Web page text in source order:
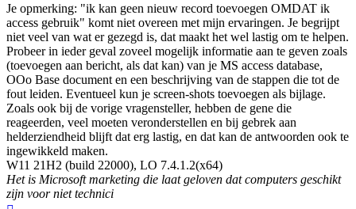
Je opmerking: "ik kan geen nieuw record toevoegen OMDAT ik
access gebruik" komt niet overeen met mijn ervaringen. Je begrijpt
niet veel van wat er gezegd is, dat maakt het wel lastig om te helpen.
Probeer in ieder geval zoveel mogelijk informatie aan te geven zoals
(toevoegen aan bericht, als dat kan) van je MS access database,
OOo Base document en een beschrijving van de stappen die tot de
fout leiden. Eventueel kun je screen-shots toevoegen als bijlage.
Zoals ook bij de vorige vragensteller, hebben de gene die
reageerden, veel moeten veronderstellen en bij gebrek aan
helderziendheid blijft dat erg lastig, en dat kan de antwoorden ook te
ingewikkeld maken.
W11 21H2 (build 22000), LO 7.4.1.2(x64)
Het is Microsoft marketing die laat geloven dat computers geschikt
zijn voor niet technici